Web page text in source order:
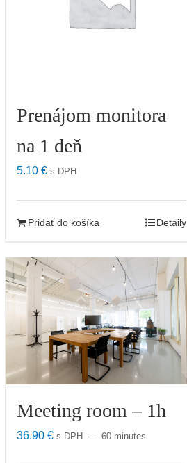
Prenájom monitora
na 1 deň
5.10 € s DPH
Pridať do košíka Detaily
Meeting room – 1h
36.90 € s DPH 60 minutes